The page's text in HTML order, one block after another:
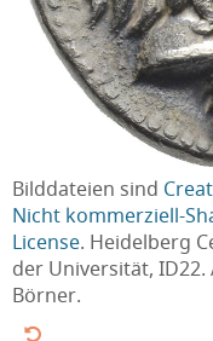
Bilddateien sind
Nicht kommerziell-
License. Heidelberg
der Universität,
Börner.